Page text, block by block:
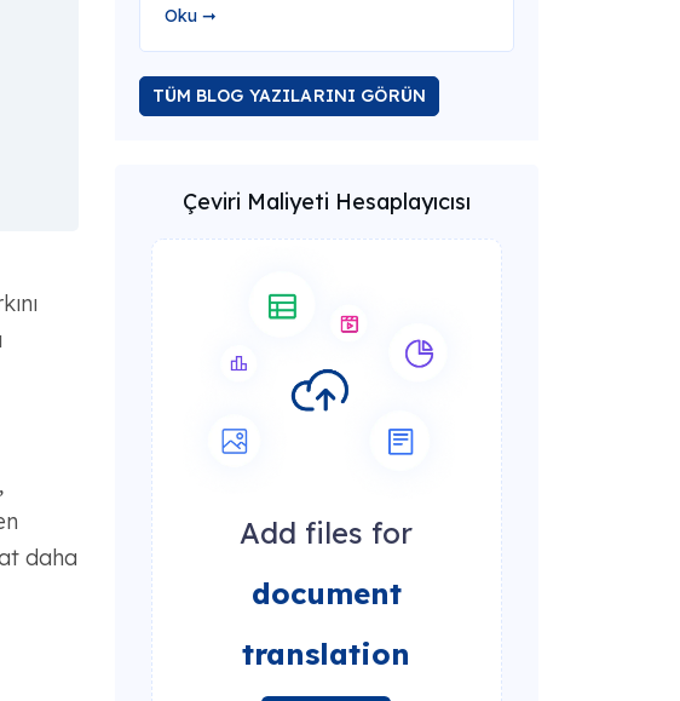
daha
Oku ➞
TÜM BLOG YAZILARINI GÖRÜN
Çeviri Maliyeti Hesaplayıcısı
Add files for
document
translation